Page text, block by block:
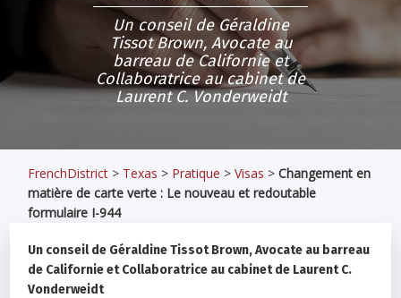
Un conseil de Géraldine
Tissot Brown, Avocate au
barreau de Californie et
Collaboratrice au cabinet de
Laurent C. Vonderweidt
FrenchDistrict > Texas > Pratique >Visas >Changement en
matière de carte verte : Le nouveau et redoutable
formulaire I-944
Un conseil de Géraldine Tissot Brown, Avocate au barreau
de Californie et Collaboratrice au cabinet de Laurent C.
Vonderweidt